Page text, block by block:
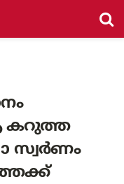
കറുത്ത
സ്വർണം